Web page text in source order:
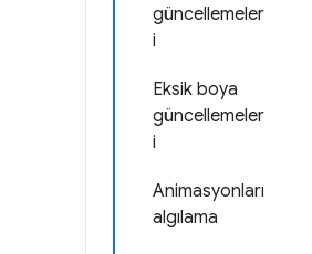
güncellemeler
i
Eksik boya
güncellemeler
i
Animasyonları
algılama